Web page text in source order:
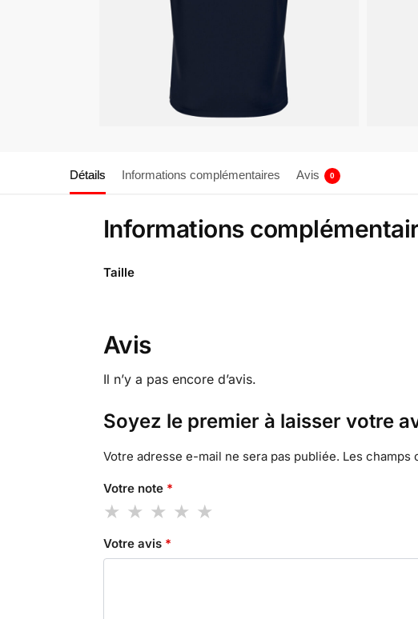
Détails Informations complémentaires Avis 0
Informations
Taille
Avis
Il n’y a pas encore d’avis.
Soyez le premier à laisser votre
Votre adresse e-mail ne sera pas publiée. Les champs
Votre note *
Votre avis *